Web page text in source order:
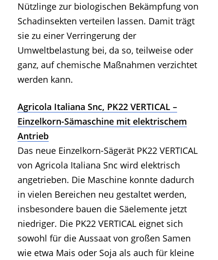
Nützlinge zur biologischen Bekämpfung von
Schadinsekten verteilen lassen. Damit trägt
sie zu einer Verringerung der
Umweltbelastung bei, da so, teilweise oder
ganz, auf chemische Maßnahmen verzichtet
werden kann.
Agricola Italiana Snc, PK22 VERTICAL –
Einzelkorn-Sämaschine mit elektrischem
Antrieb
Das neue Einzelkorn-Sägerät PK22 VERTICAL
von Agricola Italiana Snc wird elektrisch
angetrieben. Die Maschine konnte dadurch
in vielen Bereichen neu gestaltet werden,
insbesondere bauen die Säelemente jetzt
niedriger. Die PK22 VERTICAL eignet sich
sowohl für die Aussaat von großen Samen
wie etwa Mais oder Soja als auch für kleine